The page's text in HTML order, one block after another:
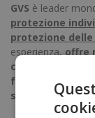
GVS è leader
protezione
protezione
esperienza,offre
contro polveri,
facciali GVS
per
settori